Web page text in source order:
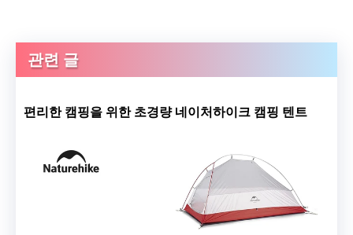
관련 글
편리한 캠핑을 위한 초경량 네이처하이크 캠핑 텐트